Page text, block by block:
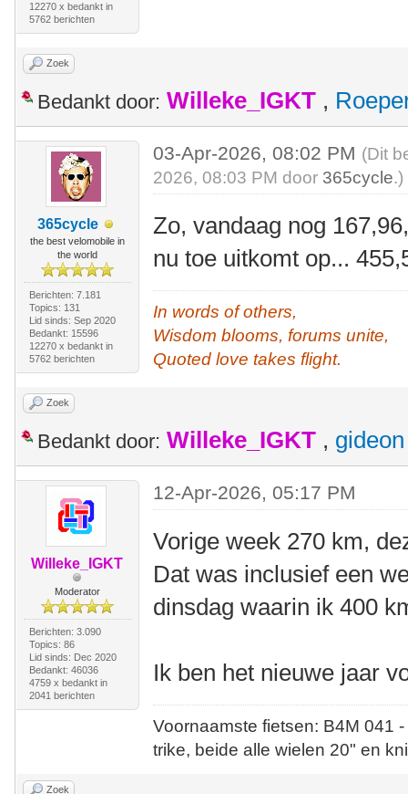
12270 x bedankt in
5762 berichten
Zoek
Bedankt door: Willeke_IGKT ,
365cycle
the best velomobile in
the world
Berichten: 7.181
Topics: 131
Lid sinds: Sep 2020
Bedankt: 15596
12270 x bedankt in
5762 berichten
03-Apr-2026, 08:02 PM (Dit
2026, 08:03 PM door 365cycle.)
Zo, vandaag nog
nu toe uitkomt op...
In words of others,
Wisdom blooms, forums unite,
Quoted love takes flight.
Zoek
Bedankt door: Willeke_IGKT , gideon
Willeke_IGKT
Moderator
Berichten: 3.090
Topics: 86
Lid sinds: Dec 2020
Bedankt: 46036
4759 x bedankt in
2041 berichten
12-Apr-2026, 05:17 PM
Vorige week 270 km,
Dat was inclusief een
dinsdag waarin ik 400
Ik ben het nieuwe jaar
Voornaamste fietsen: B4M
trike, beide alle wielen 20" en
Zoek